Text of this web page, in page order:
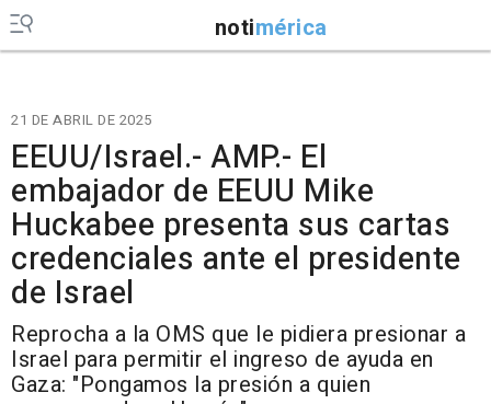
notimérica
21 DE ABRIL DE 2025
EEUU/Israel.- AMP.- El
embajador de EEUU Mike
Huckabee presenta sus cartas
credenciales ante el presidente
de Israel
Reprocha a la OMS que le pidiera presionar a
Israel para permitir el ingreso de ayuda en
Gaza: "Pongamos la presión a quien